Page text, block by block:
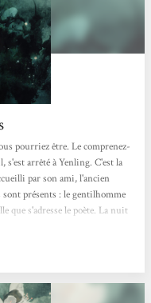
pourriez être. Le comprenez-
s'est arrêté à Yenling. C'est la
par son ami, l'ancien
présents : le gentilhomme
que s'adresse le poète. La nuit
Lu Chen poursuivra sa route.